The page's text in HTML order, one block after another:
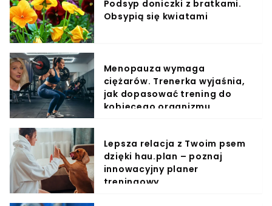
Podsyp doniczki z bratkami.
Obsypią się kwiatami
Menopauza wymaga
ciężarów. Trenerka wyjaśnia,
jak dopasować trening do
kobiecego organizmu
Lepsza relacja z Twoim psem
dzięki hau.plan – poznaj
innowacyjny planer
treningowy